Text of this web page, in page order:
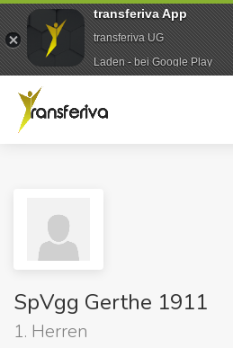
SpVgg Gerthe 1911
1. Herren
transferiva App
transferiva UG
Laden - bei Google Play